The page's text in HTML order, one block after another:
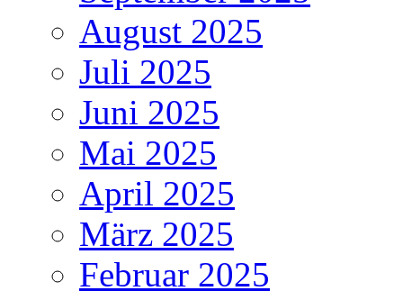
August 2025
Juli 2025
Juni 2025
Mai 2025
April 2025
März 2025
Februar 2025